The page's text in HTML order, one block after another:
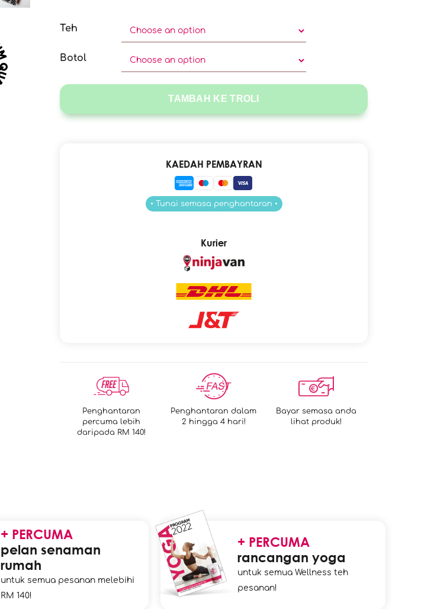
Teh
Botol
TAMBAH KE TROLI
KAEDAH PEMBAYRAN
• Tunai semasa penghantaran •
Kurier
Penghantaran
percuma lebih
daripada RM 140!
Penghantaran dalam
2 hingga 4 hari!
Bayar semasa anda
lihat produk!
+ PERCUMA
pelan senaman
rumah
untuk semua pesanan melebihi
RM 140!
+ PERCUMA
rancangan yoga
untuk semua Wellness teh
pesanan!